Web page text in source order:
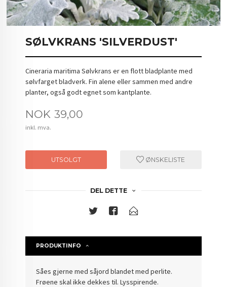
SØLVKRANS 'SILVERDUST'
Cineraria maritima Sølvkrans er en flott bladplante med
sølvfarget bladverk. Fin alene eller sammen med andre
planter, også godt egnet som kantplante.
Pris
NOK 39,00
inkl. mva.
UTSOLGT ØNSKELISTE
DEL DETTE
PRODUKTINFO
Såes gjerne med såjord blandet med perlite.
Frøene skal ikke dekkes til. Lysspirende.